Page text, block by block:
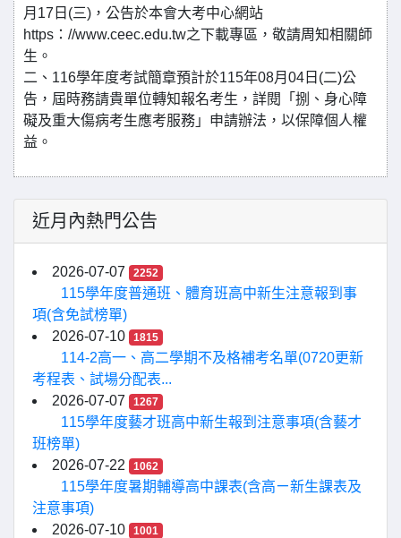
月17日(三)，公告於本會大考中心網站
https：//www.ceec.edu.tw之下載專區，敬請周知相關師
生。
二、116學年度考試簡章預計於115年08月04日(二)公
告，屆時務請貴單位轉知報名考生，詳閱「捌、身心障
礙及重大傷病考生應考服務」申請辦法，以保障個人權
益。
近月內熱門公告
2026-07-07 2252
115學年度普通班、體育班高中新生注意報到事
項(含免試榜單)
2026-07-10
1815
114-2高一、高二學期不及格補考名單(0720更新
考程表、試場分配表...
2026-07-07
1267
115學年度藝才班高中新生報到注意事項(含藝才
班榜單)
2026-07-22
1062
115學年度暑期輔導高中課表(含高ㄧ新生課表及
注意事項)
2026-07-10
1001